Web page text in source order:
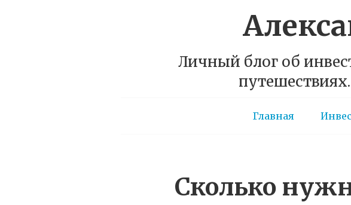
Личный блог об
Главная
Сколько